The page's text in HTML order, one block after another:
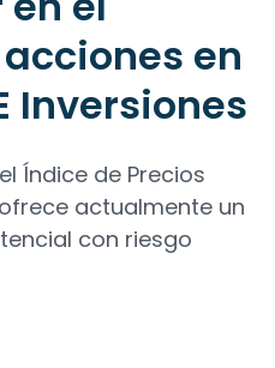
en
Inversiones
Índice de Precios
actualmente un
con riesgo